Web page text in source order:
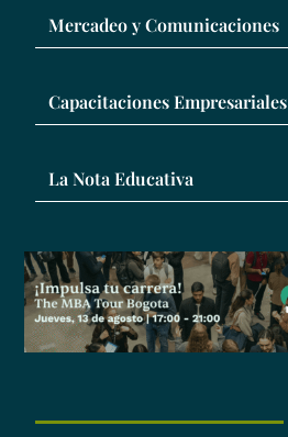
Mercadeo y Comunicaciones
Capacitaciones Empresariales
La Nota Educativa